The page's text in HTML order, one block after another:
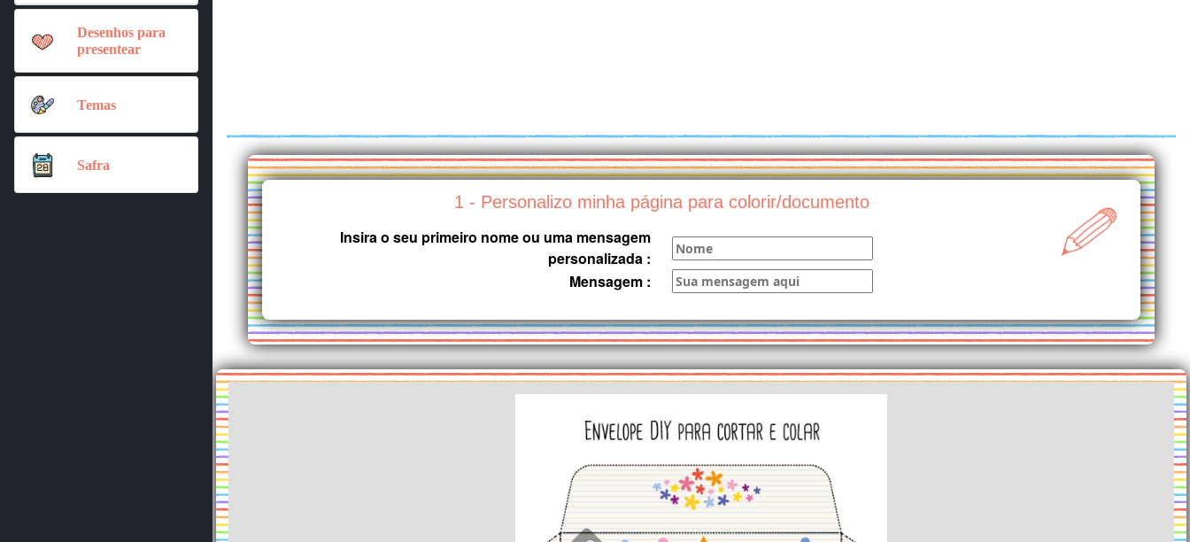
Desenhos para
presentear
Temas
Safra
1 - Personalizo minha página para colorir/documento
Insira o seu primeiro nome ou uma mensagem
personalizada :
Mensagem :